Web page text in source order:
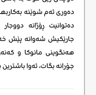
دەتوانیت ڕۆژانە
جارێکیش شەوانە پێش
هەنگوینی مانوکا و
جۆرانە بگات، ئەوا